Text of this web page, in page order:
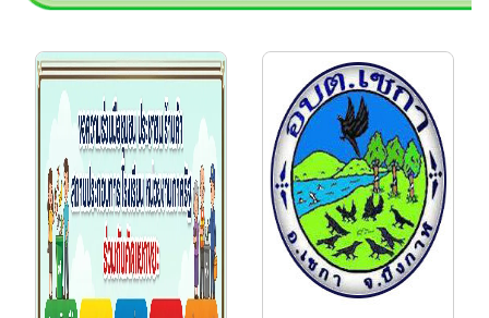
30 มิ.ย. 2569
แสดงความยินดี เนื่องใน
โอกาสเลื่อนวิทยฐานะ
"นางชุลีพร พรหมดมภ์"...